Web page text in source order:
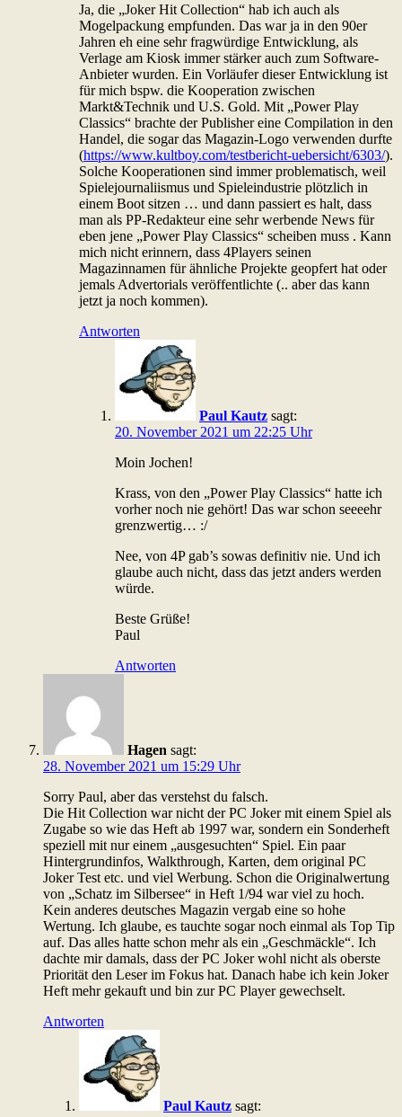
Ja, die „Joker Hit Collection“ hab ich auch als
Mogelpackung empfunden. Das war ja in den 90er
Jahren eh eine sehr fragwürdige Entwicklung, als
Verlage am Kiosk immer stärker auch zum Software-
Anbieter wurden. Ein Vorläufer dieser Entwicklung ist
für mich bspw. die Kooperation zwischen
Markt&Technik und U.S. Gold. Mit „Power Play
Classics“ brachte der Publisher eine Compilation in den
Handel, die sogar das Magazin-Logo verwenden durfte
(https://www.kultboy.com/testbericht-uebersicht/6303/).
Solche Kooperationen sind immer problematisch, weil
Spielejournaliismus und Spieleindustrie plötzlich in
einem Boot sitzen … und dann passiert es halt, dass
man als PP-Redakteur eine sehr werbende News für
eben jene „Power Play Classics“ scheiben muss . Kann
mich nicht erinnern, dass 4Players seinen
Magazinnamen für ähnliche Projekte geopfert hat oder
jemals Advertorials veröffentlichte (.. aber das kann
jetzt ja noch kommen).
Antworten
Paul Kautz sagt:
20. November 2021 um 22:25 Uhr
Moin Jochen!
Krass, von den „Power Play Classics“ hatte ich
vorher noch nie gehört! Das war schon seeeehr
grenzwertig… :/
Nee, von 4P gab’s sowas definitiv nie. Und ich
glaube auch nicht, dass das jetzt anders werden
würde.
Beste Grüße!
Paul
Antworten
Hagen sagt:
28. November 2021 um 15:29 Uhr
Sorry Paul, aber das verstehst du falsch.
Die Hit Collection war nicht der PC Joker mit einem Spiel als
Zugabe so wie das Heft ab 1997 war, sondern ein Sonderheft
speziell mit nur einem „ausgesuchten“ Spiel. Ein paar
Hintergrundinfos, Walkthrough, Karten, dem original PC
Joker Test etc. und viel Werbung. Schon die Originalwertung
von „Schatz im Silbersee“ in Heft 1/94 war viel zu hoch.
Kein anderes deutsches Magazin vergab eine so hohe
Wertung. Ich glaube, es tauchte sogar noch einmal als Top Tip
auf. Das alles hatte schon mehr als ein „Geschmäckle“. Ich
dachte mir damals, dass der PC Joker wohl nicht als oberste
Priorität den Leser im Fokus hat. Danach habe ich kein Joker
Heft mehr gekauft und bin zur PC Player gewechselt.
Antworten
Paul Kautz sagt: